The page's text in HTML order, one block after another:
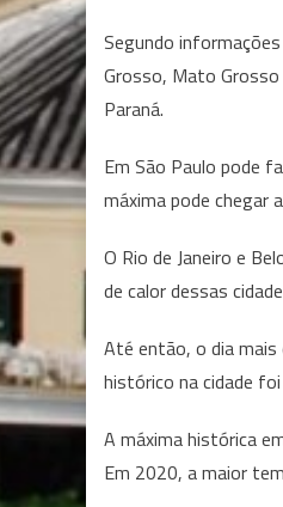
Segundo
Grosso, Mato Grosso
Paraná.
Em São Paulo pode
máxima pode chegar
O Rio de Janeiro e
de calor dessas
Até então, o dia mais
histórico na cidade
A máxima histórica
Em 2020, a maior